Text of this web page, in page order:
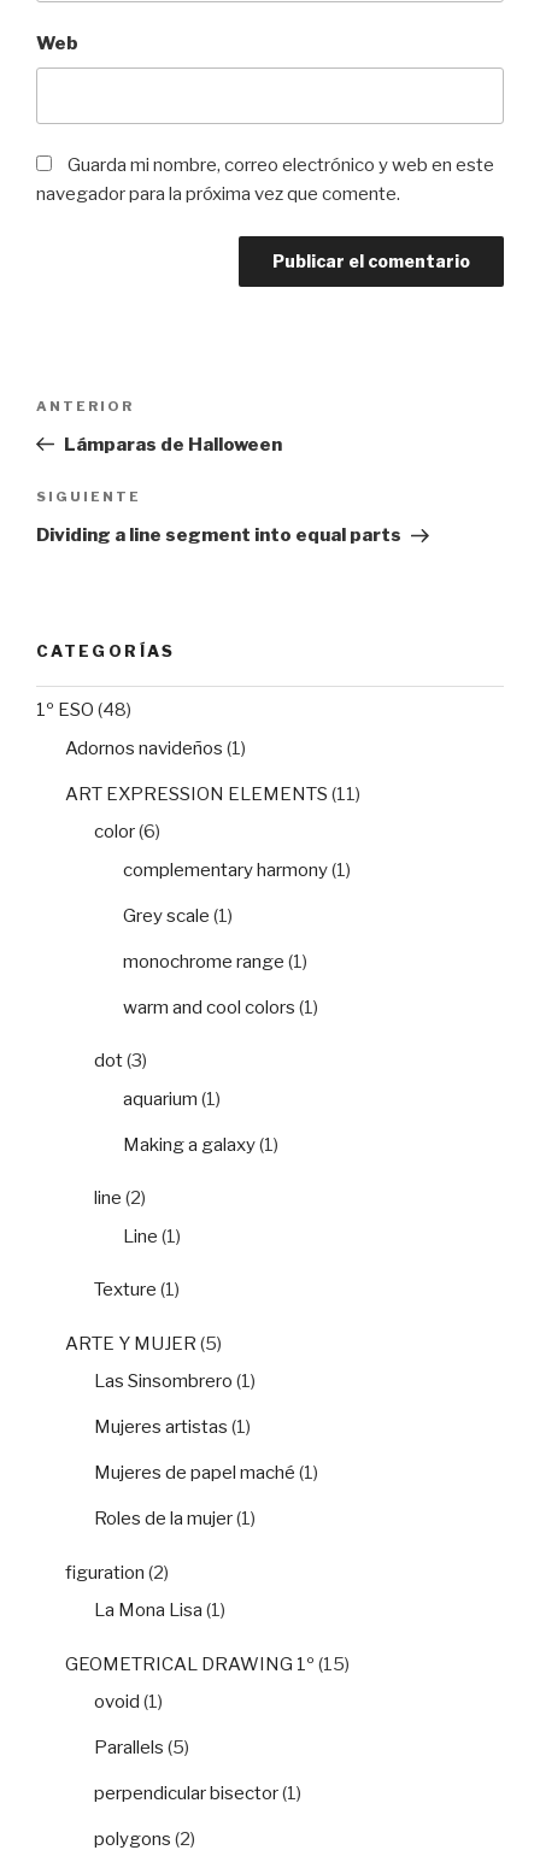
Web
Guarda mi nombre, correo electrónico y web en este
navegador para la próxima vez que comente.
entradas
Entrada
anterior:
ANTERIOR
Lámparas de Halloween
Siguiente
entrada
SIGUIENTE
Dividing a line segment into equal parts
CATEGORÍAS
1º ESO (48)
Adornos navideños (1)
ART EXPRESSION ELEMENTS (11)
color(6)
complementary harmony(1)
Grey scale (1)
monochrome range (1)
warm and cool colors (1)
dot(3)
aquarium (1)
Making a galaxy(1)
line (2)
Line (1)
Texture (1)
ARTE Y MUJER (5)
Las Sinsombrero (1)
Mujeres artistas (1)
Mujeres de papel maché (1)
Roles de la mujer(1)
figuration (2)
La Mona Lisa (1)
GEOMETRICAL DRAWING 1º (15)
ovoid (1)
Parallels (5)
perpendicular bisector(1)
polygons (2)